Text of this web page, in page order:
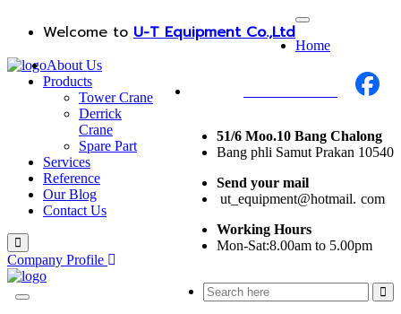
Welcome to U-T Equipment Co.,Ltd
51/6 Moo.10 Bang Chalong
Bang phli Samut Prakan 10540
Send your mail
ut_equipment@hotmail. com
Working Hours
Mon-Sat:8.00am to 5.00pm
Home
About Us
Products
Tower Crane
Derrick
Crane
Spare Part
Services
Reference
Our Blog
Contact Us
Company Profile